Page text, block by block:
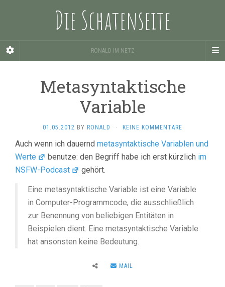
Die Schatenseite
RONALD IM NETZ
Metasyntaktische
Variable
01.05.2012 BY RONALD · KEINE KOMMENTARE
Auch wenn ich dauernd metasyntaktische Variablen und
Werte
benutze: den Begriff habe ich erst kürzlich im
NSFW-Podcast
gehört.
Eine metasyntaktische Variable ist eine Variable
in Computer-Programmcode, die ausschließlich
zur Benennung von beliebigen Entitäten in
Beispielen dient. Eine metasyntaktische Variable
hat ansonsten keine Bedeutung.
MAIL